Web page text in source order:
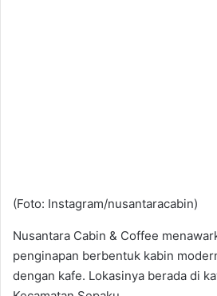
(Foto: Instagram/nusantaracabin)
Nusantara Cabin & Coffee
penginapan berbentuk kabin
dengan kafe. Lokasinya berada di